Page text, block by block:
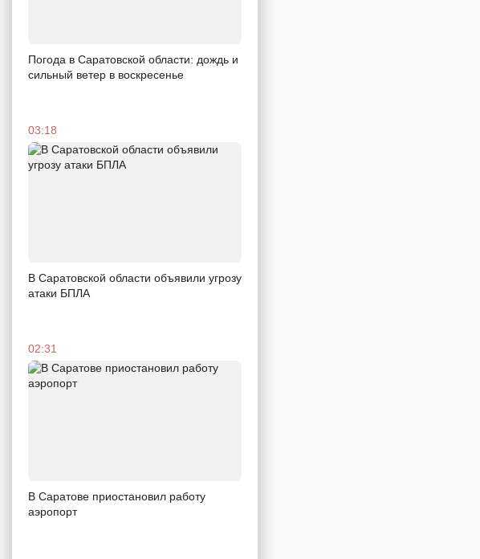
Погода в Саратовской области: дождь и
сильный ветер в воскресенье
03:18
В Саратовской области объявили угрозу
атаки БПЛА
02:31
В Саратове приостановил работу
аэропорт